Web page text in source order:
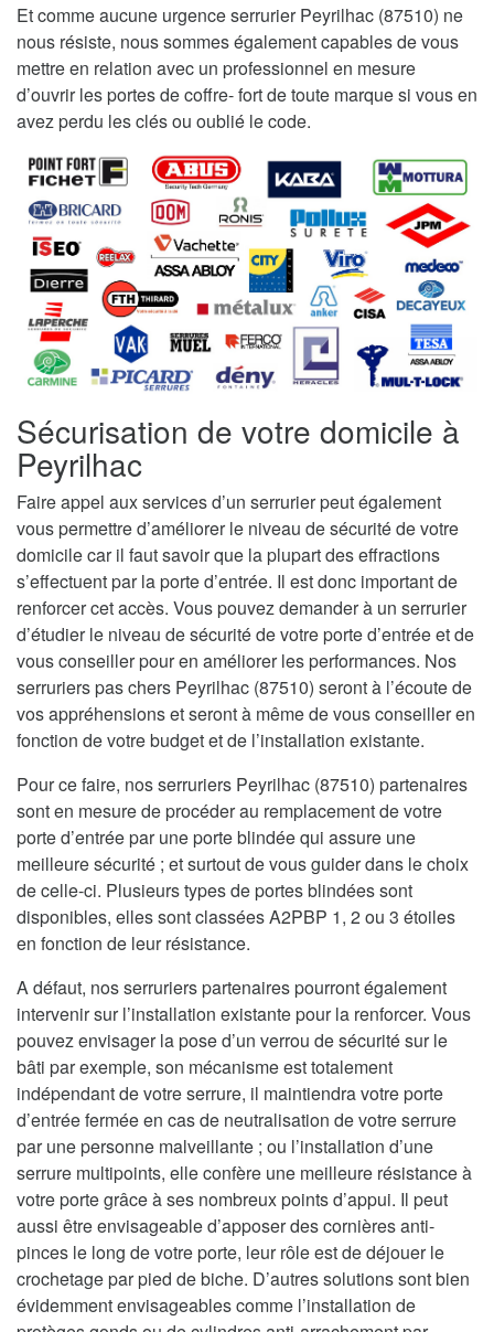
Et comme aucune urgence serrurier Peyrilhac (87510) ne
nous résiste, nous sommes également capables de vous
mettre en relation avec un professionnel en mesure
d’ouvrir les portes de coffre- fort de toute marque si vous en
avez perdu les clés ou oublié le code.
Sécurisation de votre domicile à
Peyrilhac
Faire appel aux services d’un serrurier peut également
vous permettre d’améliorer le niveau de sécurité de votre
domicile car il faut savoir que la plupart des effractions
s’effectuent par la porte d’entrée. Il est donc important de
renforcer cet accès. Vous pouvez demander à un serrurier
d’étudier le niveau de sécurité de votre porte d’entrée et de
vous conseiller pour en améliorer les performances. Nos
serruriers pas chers Peyrilhac (87510) seront à l’écoute de
vos appréhensions et seront à même de vous conseiller en
fonction de votre budget et de l’installation existante.
Pour ce faire, nos serruriers Peyrilhac (87510) partenaires
sont en mesure de procéder au remplacement de votre
porte d’entrée par une porte blindée qui assure une
meilleure sécurité ; et surtout de vous guider dans le choix
de celle-ci. Plusieurs types de portes blindées sont
disponibles, elles sont classées A2PBP 1, 2 ou 3 étoiles
en fonction de leur résistance.
A défaut, nos serruriers partenaires pourront également
intervenir sur l’installation existante pour la renforcer. Vous
pouvez envisager la pose d’un verrou de sécurité sur le
bâti par exemple, son mécanisme est totalement
indépendant de votre serrure, il maintiendra votre porte
d’entrée fermée en cas de neutralisation de votre serrure
par une personne malveillante ; ou l’installation d’une
serrure multipoints, elle confère une meilleure résistance à
votre porte grâce à ses nombreux points d’appui. Il peut
aussi être envisageable d’apposer des cornières anti-
pinces le long de votre porte, leur rôle est de déjouer le
crochetage par pied de biche. D’autres solutions sont bien
évidemment envisageables comme l’installation de